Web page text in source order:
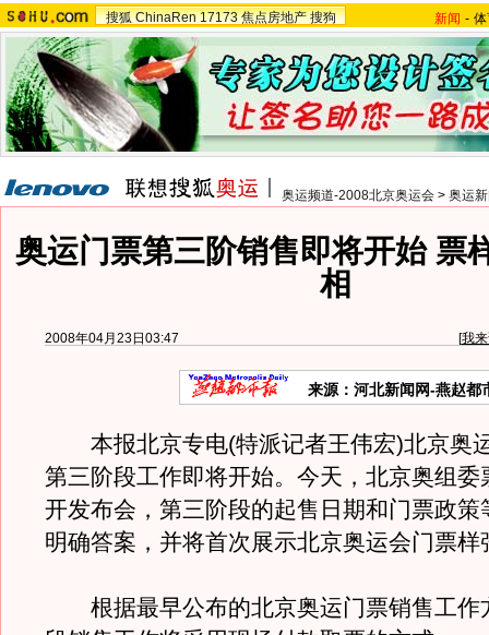
搜狐 ChinaRen 17173 焦点房地产 搜狗 新闻 -
奥运频道-2008北京奥运会 > 奥运
奥运门票第三阶销售即将开始 票
相
2008年04月23日03:47 [我
来源：河北新闻网-燕赵都
本报北京专电(特派记者王伟宏)北京奥
第三阶段工作即将开始。今天，北京奥组委
开发布会，第三阶段的起售日期和门票政策
明确答案，并将首次展示北京奥运会门票样
根据最早公布的北京奥运门票销售工作